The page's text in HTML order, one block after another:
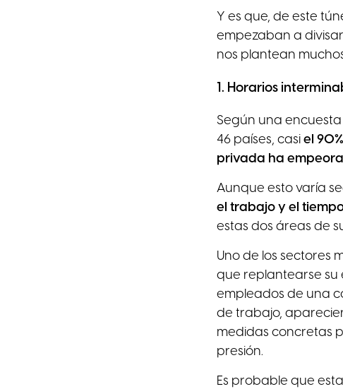
Y es que, de este
empezaban a
nos plantean
1. Horarios
Según una
46 países, casi el
privada ha
Aunque esto varía
el trabajo y el
estas dos áreas de
Uno de los sectores
que replantearse su
empleados de una
de trabajo,
medidas concretas
presión.
Es probable que